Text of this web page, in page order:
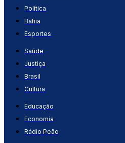
Política
Bahia
Esportes
Saúde
Justiça
Brasil
Cultura
Educação
Economia
Rádio Peão